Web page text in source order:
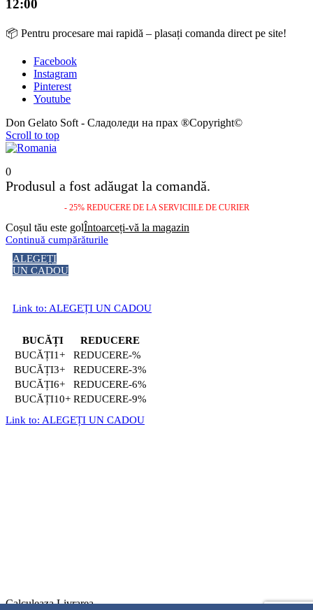
12:00
📦 Pentru procesare mai rapidă – plasați comanda direct pe site!
Facebook
Instagram
Pinterest
Youtube
Don Gelato Soft - Сладоледи на прах ®Copyright©
Scroll to top
0
Produsul a fost adăugat la comandă.
- 25% REDUCERE DE LA SERVICIILE DE CURIER
Coșul tău este golÎntoarceți-vă la magazin
Continuă cumpărăturile
ALEGEȚI
UN CADOU
Link to: ALEGEȚI UN CADOU
BUCĂȚI
REDUCERE
1+
-%
3+
-3%
6+
-6%
10+
-9%
Link to: ALEGEȚI UN CADOU
Calculeaza Livrarea